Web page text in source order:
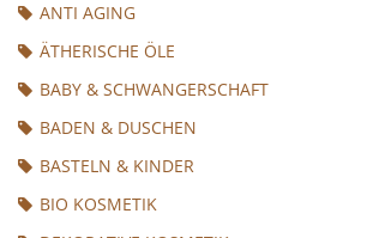
ANTI AGING
ÄTHERISCHE ÖLE
BABY & SCHWANGERSCHAFT
BADEN & DUSCHEN
BASTELN & KINDER
BIO KOSMETIK